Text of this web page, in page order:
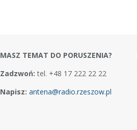
MASZ TEMAT DO PORUSZENIA?
Zadzwoń: tel. +48 17 222 22 22
Napisz: antena@radio.rzeszow.pl